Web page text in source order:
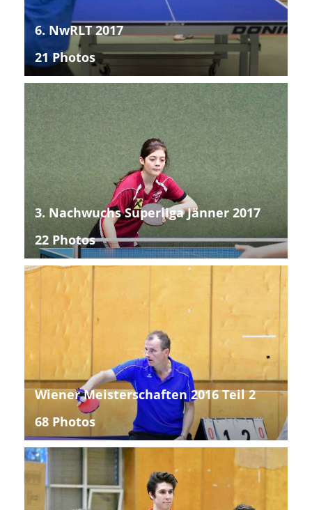
6. NwRLT 2017
21 Photos
3. Nachwuchs Superliga Jänner 2017
22 Photos
Wiener Meisterschaften 2016 Teil 2
68 Photos